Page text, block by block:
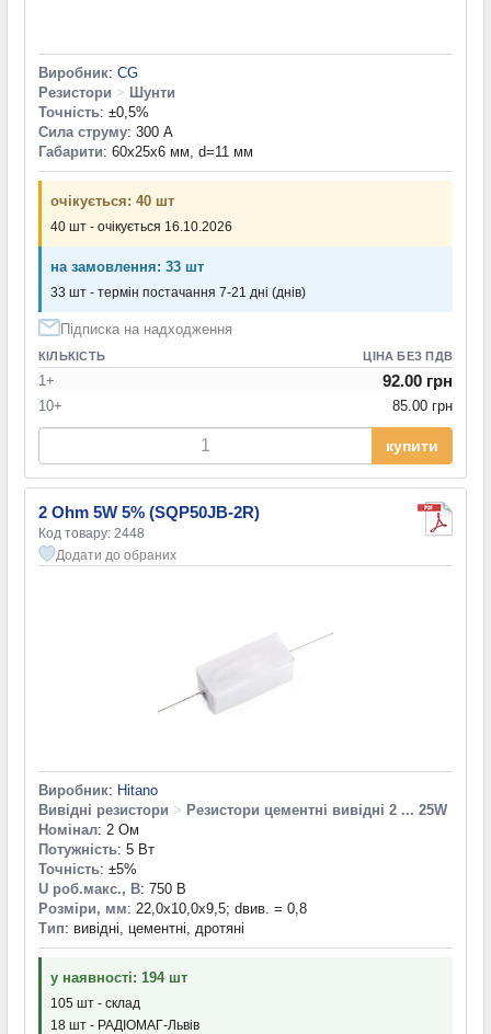
Виробник: CG
Резистори > Шунти
Точність: ±0,5%
Сила струму: 300 А
Габарити: 60x25x6 мм, d=11 мм
очікується: 40 шт
40 шт - очікується 16.10.2026
на замовлення: 33 шт
33 шт - термін постачання 7-21 дні (днів)
Підписка на надходження
КІЛЬКІСТЬ ЦІНА БЕЗ ПДВ
1+ 92.00 грн
10+ 85.00 грн
купити
2 Ohm 5W 5% (SQP50JB-2R)
Код товару: 2448
Додати до обраних
Виробник: Hitano
Вивідні резистори > Резистори цементні вивідні 2 ... 25W
Номінал: 2 Ом
Потужність: 5 Вт
Точність: ±5%
U роб.макс., В: 750 В
Розміри, мм: 22,0x10,0x9,5; dвив. = 0,8
Тип: вивідні, цементні, дротяні
у наявності: 194 шт
105 шт - склад
18 шт - РАДІОМАГ-Львів